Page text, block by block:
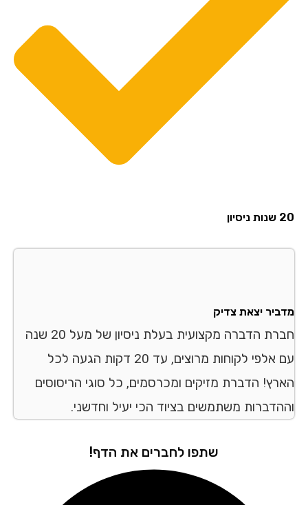
20 שנות ניסיון
מדביר יצאת צדיק
חברת הדברה מקצועית בעלת ניסיון של מעל 20 שנה
עם אלפי לקוחות מרוצים, עד 20 דקות הגעה לכל
הארץ! הדברת מזיקים ומכרסמים, כל סוגי הריסוסים
וההדברות משתמשים בציוד הכי יעיל וחדשני.
שתפו לחברים את הדף!